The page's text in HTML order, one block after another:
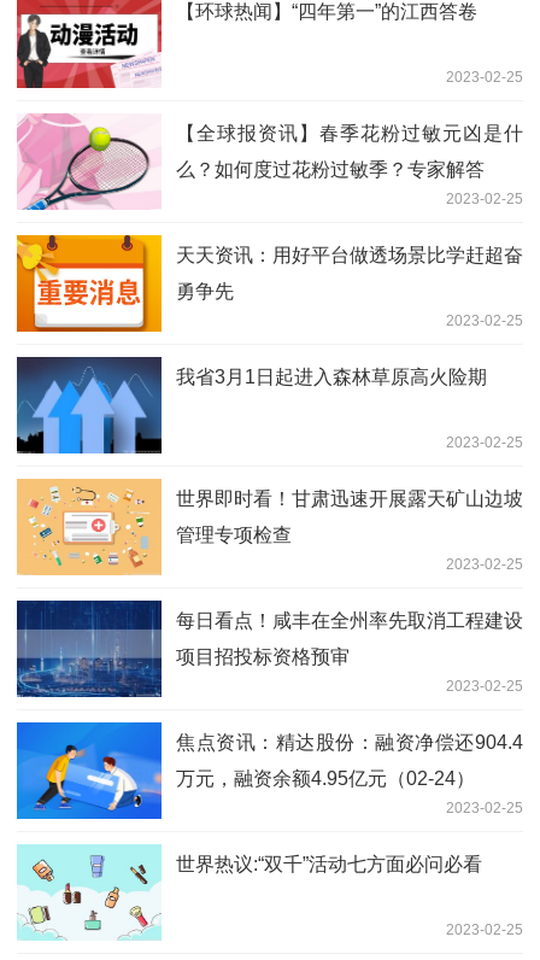
【环球热闻】“四年第一”的江西答卷
2023-02-25
【全球报资讯】春季花粉过敏元凶是什
么？如何度过花粉过敏季？专家解答
2023-02-25
天天资讯：用好平台做透场景比学赶超奋
勇争先
2023-02-25
我省3月1日起进入森林草原高火险期
2023-02-25
世界即时看！甘肃迅速开展露天矿山边坡
管理专项检查
2023-02-25
每日看点！咸丰在全州率先取消工程建设
项目招投标资格预审
2023-02-25
焦点资讯：精达股份：融资净偿还904.4
万元，融资余额4.95亿元（02-24）
2023-02-25
世界热议:“双千”活动七方面必问必看
2023-02-25